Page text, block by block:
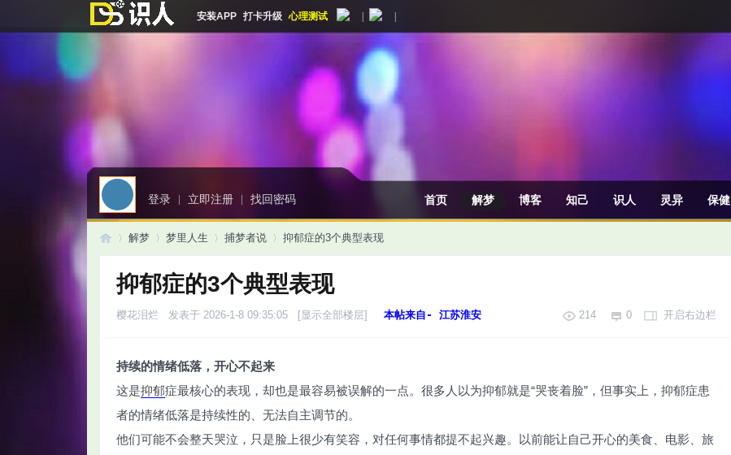
安装APP 打卡升级 心理测试
登录 | 立即注册 | 找回密码 首页 解梦 博客 知己 识人 灵异 保健
解梦 梦里人生 捕梦者说 抑郁症的3个典型表现
抑郁症的3个典型表现
樱花泪烂 发表于 2026-1-8 09:35:05 [显示全部楼层] 本帖来自- 江苏淮安 开启右边栏
214 0
持续的情绪低落，开心不起来
这是抑郁症最核心的表现，却也是最容易被误解的一点。很多人以为抑郁就是“哭丧着脸”，但事实上，抑郁症患
者的情绪低落是持续性的、无法自主调节的。
他们可能不会整天哭泣，只是脸上很少有笑容，对任何事情都提不起兴趣。以前能让自己开心的美食、电影、旅